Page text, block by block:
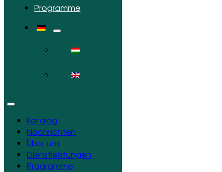
Programme
Katalog
Nachrichten
Über uns
Dienstleistungen
Programme